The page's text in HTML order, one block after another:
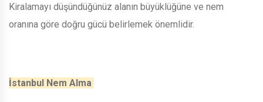
Kiralamayı düşündüğünüz alanın büyüklüğüne ve nem
oranına göre doğru gücü belirlemek önemlidir.
İstanbul Nem Alma